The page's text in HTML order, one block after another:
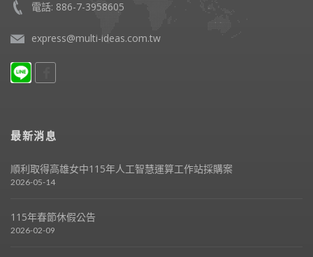
電話: 886-7-3958605
express@multi-ideas.com.tw
最新消息
順利取得高雄女中115年人工智慧運算工作站採購案
2026-05-14
115年春節休假公告
2026-02-09